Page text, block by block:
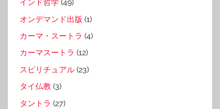
インド哲学 (49)
オンデマンド出版 (1)
カーマ・スートラ (4)
カーマスートラ (12)
スピリチュアル (23)
タイ仏教 (3)
タントラ (27)